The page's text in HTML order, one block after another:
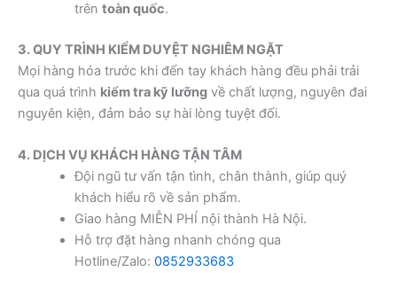
trên toàn quốc.
3. QUY TRÌNH KIỂM DUYỆT NGHIÊM NGẶT
Mọi hàng hóa trước khi đến tay khách hàng đều phải trải
qua quá trình kiểm tra kỹ lưỡng về chất lượng, nguyên đai
nguyên kiện, đảm bảo sự hài lòng tuyệt đối.
4. DỊCH VỤ KHÁCH HÀNG TẬN TÂM
Đội ngũ tư vấn tận tình, chân thành, giúp quý
khách hiểu rõ về sản phẩm.
Giao hàng MIỄN PHÍ nội thành Hà Nội.
Hỗ trợ đặt hàng nhanh chóng qua
Hotline/Zalo: 0852933683